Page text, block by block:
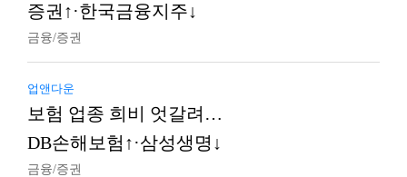
증권↑·한국금융지주↓
금융/증권
업앤다운
보험 업종 희비 엇갈려…
DB손해보험↑·삼성생명↓
금융/증권